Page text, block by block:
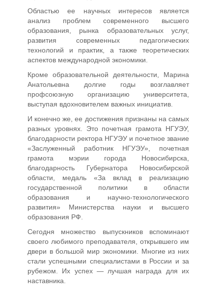
Областью ее научных интересов является
анализ проблем современного высшего
образования, рынка образовательных услуг,
развития современных педагогических
технологий и практик, а также теоретических
аспектов международной экономики.
Кроме образовательной деятельности, Марина
Анатольевна долгие годы возглавляет
профсоюзную организацию университета,
выступая вдохновителем важных инициатив.
И конечно же, ее достижения признаны на самых
разных уровнях. Это почетная грамота НГУЭУ,
благодарности ректора НГУЭУ и почетное звание
«Заслуженный работник НГУЭУ», почетная
грамота мэрии города Новосибирска,
благодарность Губернатора Новосибирской
области, медаль «За вклад в реализацию
государственной политики в области
образования и научно-технологического
развития» Министерства науки и высшего
образования РФ.
Сегодня множество выпускников вспоминают
своего любимого преподавателя, открывшего им
двери в большой мир экономики. Многие из них
стали успешными специалистами в России и за
рубежом. Их успех — лучшая награда для их
наставника.